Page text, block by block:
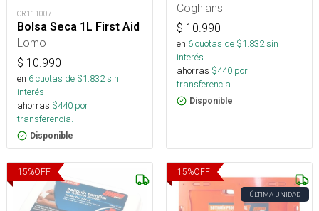
OR111007
Bolsa Seca 1L First Aid
Lomo
$ 10.990
en 6cuotas de $1.832sin
interés
ahorras $440 por
transferencia.
Disponible
Coghlans
$ 10.990
en 6cuotas de $1.832sin
interés
ahorras $440 por
transferencia.
Disponible
15%OFF 15%OFF
ÚLTIMA UNIDAD